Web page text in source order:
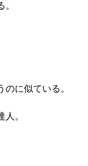
に似ている。
。